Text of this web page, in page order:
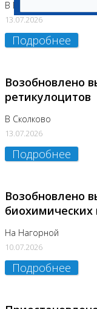
В Бутово
13.07.2026
Подробнее
Возобновлено
ретикулоцитов
В Сколково
13.07.2026
Подробнее
Возобновлено
биохимических
На Нагорной
10.07.2026
Подробнее